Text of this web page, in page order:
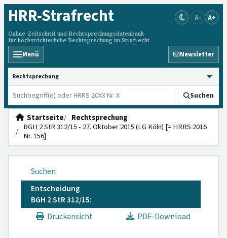
HRR-Strafrecht
Online-Zeitschrift und Rechtsprechungsdatenbank
für höchstrichterliche Rechtsprechung im Strafrecht
A- A+
Menü Newsletter
HRRS durchsuchen
Suchen
Startseite
Rechtsprechung
BGH 2 StR 312/15 - 27. Oktober 2015 (LG Köln) [= HRRS 2016
Nr. 156]
Suchen
Entscheidung
BGH 2 StR 312/15:
Druckansicht
PDF-Download